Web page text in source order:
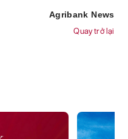
Agribank News
Quay trở lại